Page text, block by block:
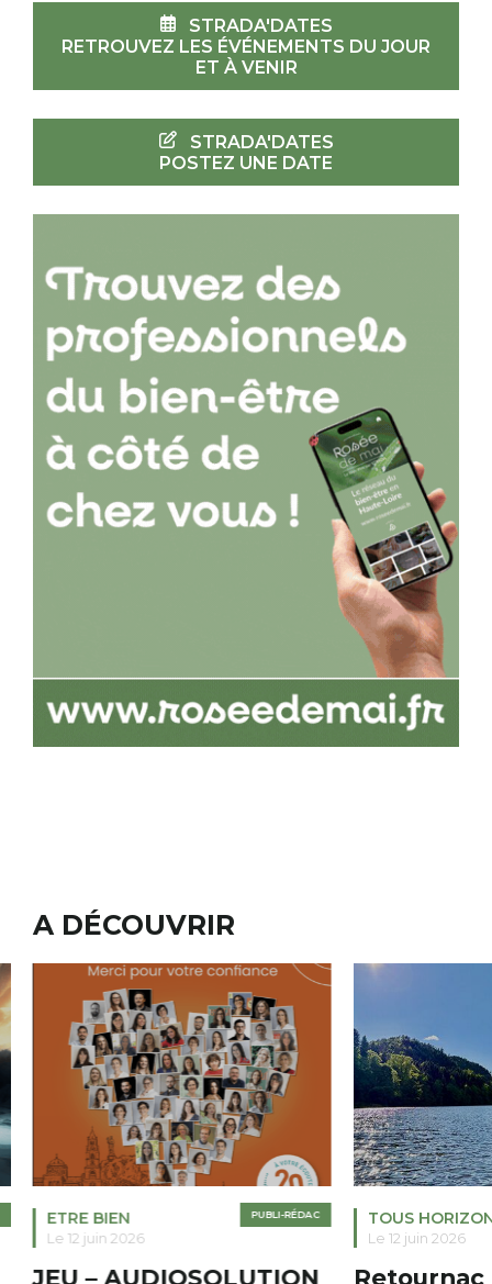
STRADA'DATES
RETROUVEZ LES ÉVÉNEMENTS DU JOUR
ET À VENIR
STRADA'DATES
POSTEZ UNE DATE
A DÉCOUVRIR
PUBLI-RÉDAC
ETRE BIEN
Le 12 juin 2026
JEU – AUDIOSOLUTION
TOUS
Le 12 juin 2026
Retournac